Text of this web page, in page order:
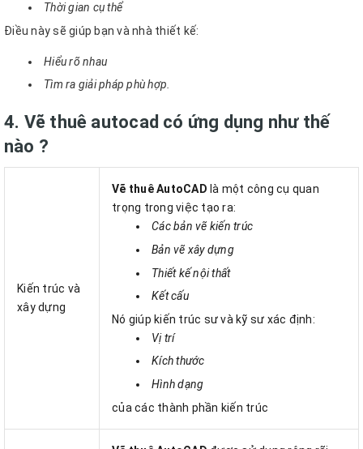
Thời gian cụ thể
Điều này sẽ giúp bạn và nhà thiết kế:
Hiểu rõ nhau
Tìm ra giải pháp phù hợp.
4. Vẽ thuê autocad có ứng dụng như thế
nào ?
Kiến trúc và
xây dựng
Vẽ thuê AutoCAD là một công cụ quan
trọng trong việc tạo ra:
Các bản vẽ kiến trúc
Bản vẽ xây dựng
Thiết kế nội thất
Kết cấu
Nó giúp kiến trúc sư và kỹ sư xác định:
Vị trí
Kích thước
Hình dạng
của các thành phần kiến trúc